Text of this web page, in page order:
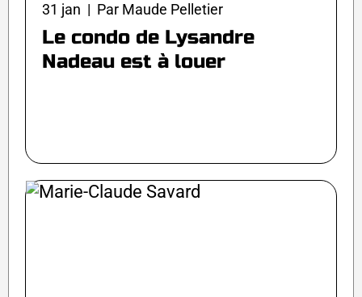
31 jan | Par Maude Pelletier
Le condo de Lysandre
Nadeau est à louer